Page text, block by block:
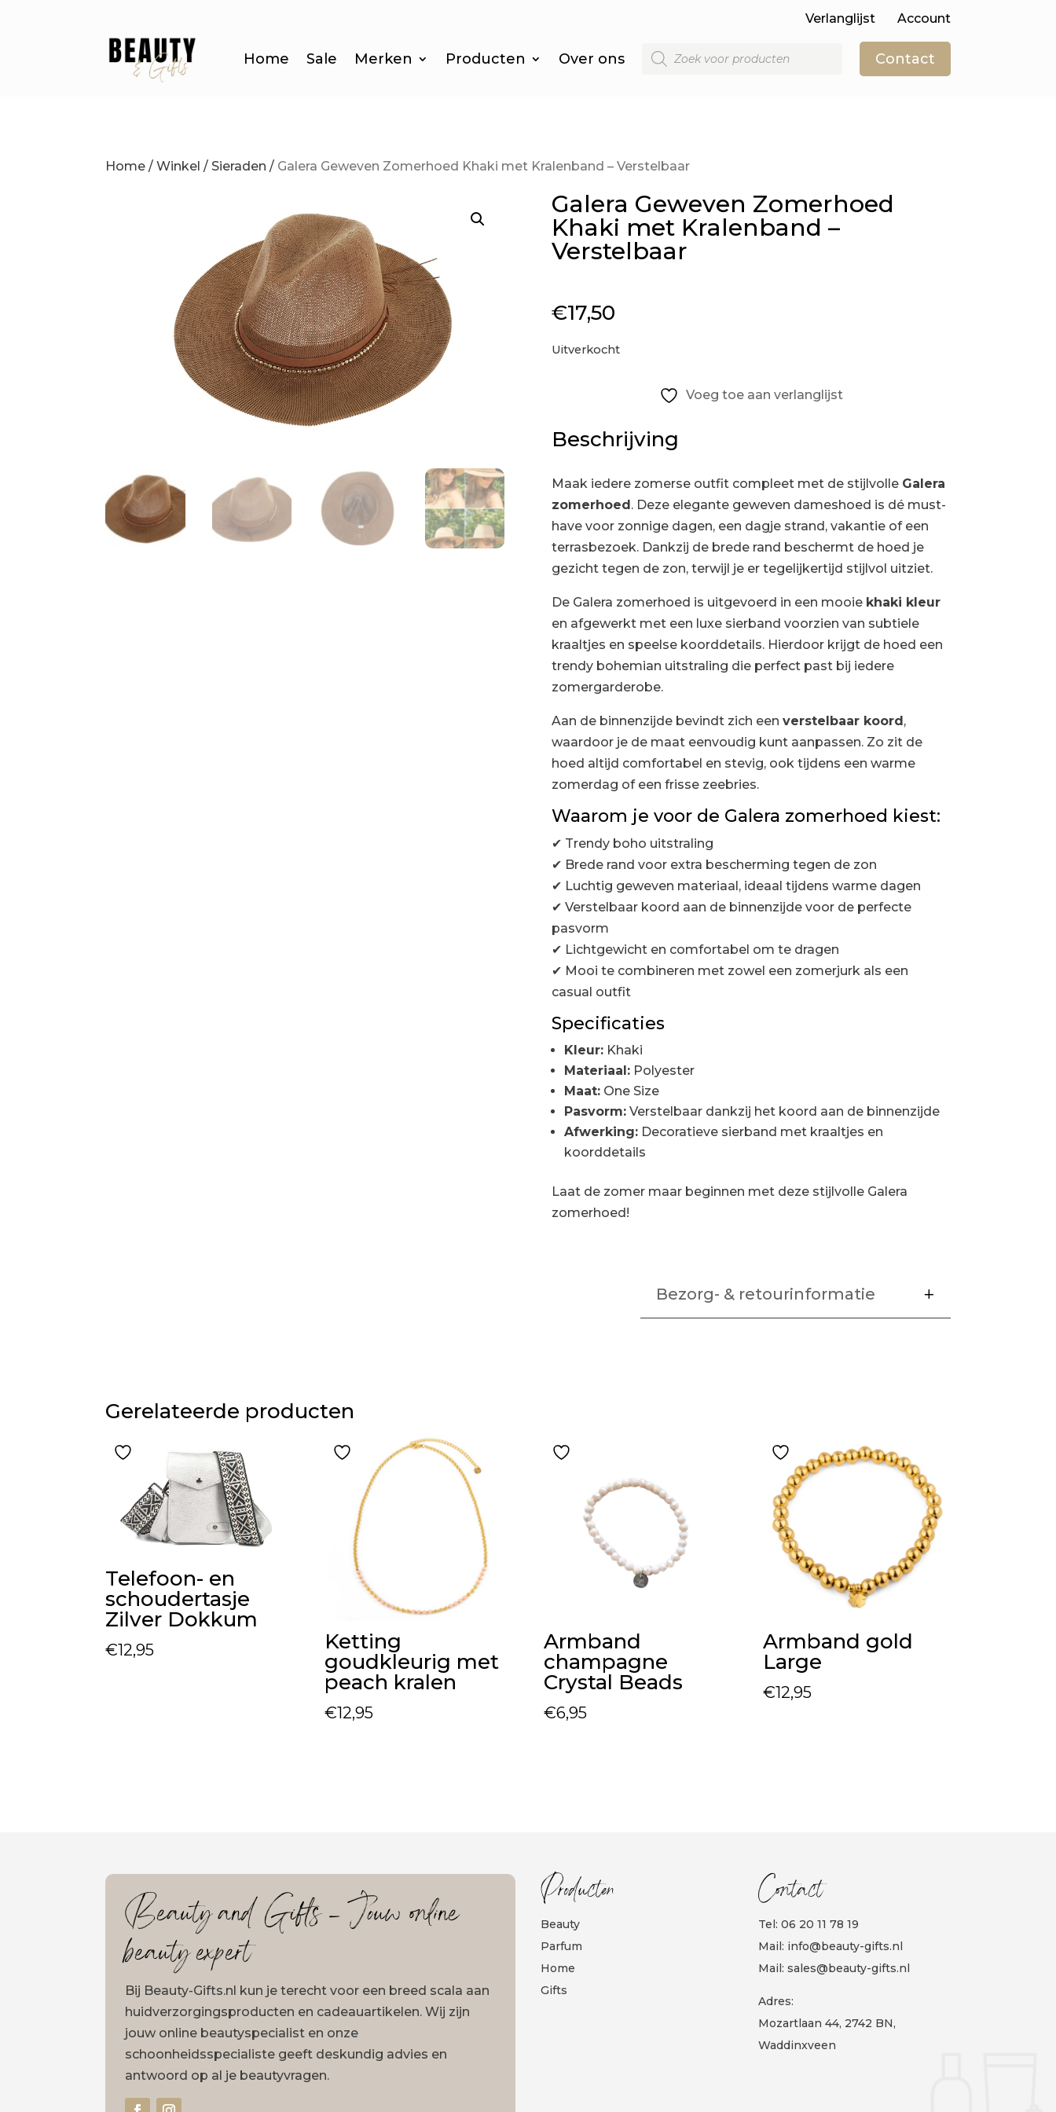
Verlanglijst Account
Home Sale Merken Producten Over ons
Producten
zoeken Contact
Home /Winkel / Sieraden / Galera Geweven Zomerhoed Khaki met Kralenband – Verstelbaar
Galera Geweven Zomerhoed
Khaki met Kralenband –
Verstelbaar
€17,50
Uitverkocht
Voeg toe aan verlanglijst
Beschrijving
Maak iedere zomerse outfit compleet met de stijlvolle Galera
zomerhoed. Deze elegante geweven dameshoed is dé must-
have voor zonnige dagen, een dagje strand, vakantie of een
terrasbezoek. Dankzij de brede rand beschermt de hoed je
gezicht tegen de zon, terwijl je er tegelijkertijd stijlvol uitziet.
De Galera zomerhoed is uitgevoerd in een mooie khaki kleur
en afgewerkt met een luxe sierband voorzien van subtiele
kraaltjes en speelse koorddetails. Hierdoor krijgt de hoed een
trendy bohemian uitstraling die perfect past bij iedere
zomergarderobe.
Aan de binnenzijde bevindt zich een verstelbaar koord,
waardoor je de maat eenvoudig kunt aanpassen. Zo zit de
hoed altijd comfortabel en stevig, ook tijdens een warme
zomerdag of een frisse zeebries.
Waarom je voor de Galera zomerhoed kiest:
✔ Trendy boho uitstraling
✔ Brede rand voor extra bescherming tegen de zon
✔ Luchtig geweven materiaal, ideaal tijdens warme dagen
✔ Verstelbaar koord aan de binnenzijde voor de perfecte
pasvorm
✔ Lichtgewicht en comfortabel om te dragen
✔ Mooi te combineren met zowel een zomerjurk als een
casual outfit
Specificaties
Kleur:Khaki
Materiaal:Polyester
Maat:One Size
Pasvorm:Verstelbaar dankzij het koord aan de binnenzijde
Afwerking:Decoratieve sierband met kraaltjes en
koorddetails
Laat de zomer maar beginnen met deze stijlvolle Galera
zomerhoed!
Bezorg- & retourinformatie
Gerelateerde producten
Telefoon- en
schoudertasje
Zilver Dokkum
€12,95
Ketting
goudkleurig met
peach kralen
€12,95
Armband
champagne
Crystal Beads
€6,95
Armband gold
Large
€12,95
Beauty and Gifts – Jouw online
beauty expert
Bij Beauty-Gifts.nl kun je terecht voor een breed scala aan
huidverzorgingsproducten en cadeauartikelen. Wij zijn
jouw online beautyspecialist en onze
schoonheidsspecialiste geeft deskundig advies en
antwoord op al je beautyvragen.
Producten
Beauty
Parfum
Home
Gifts
Contact
Tel: 06 20 11 78 19
Mail: info@beauty-gifts.nl
Mail: sales@beauty-gifts.nl
Adres:
Mozartlaan 44, 2742 BN,
Waddinxveen